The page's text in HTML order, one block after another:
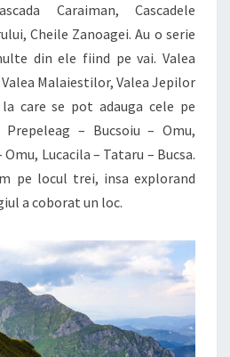
Caraiman, Cascadele
Cheile Zanoagei. Au o serie
din ele fiind pe vai. Valea
Malaiestilor, Valea Jepilor
care se pot adauga cele pe
– Bucsoiu – Omu,
Lucacila – Tataru – Bucsa.
pe locul trei, insa explorand
a coborat un loc.